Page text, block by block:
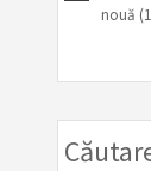
nouă